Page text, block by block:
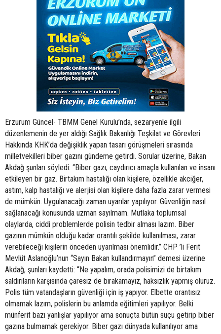
Erzurum Güncel- TBMM Genel Kurulu’nda, sezaryenle ilgili
düzenlemenin de yer aldığı Sağlık Bakanlığı Teşkilat ve Görevleri
Hakkında KHK’da değişiklik yapan tasarı görüşmeleri sırasında
milletvekilleri biber gazını gündeme getirdi. Sorular üzerine, Bakan
Akdağ şunları söyledi: “Biber gazı, caydırıcı amaçla kullanılan ve insanı
etkileyen bir gaz. Birtakım hastalığı olan kişilere, özellikle akciğer,
astım, kalp hastalığı ve alerjisi olan kişilere daha fazla zarar vermesi
de mümkün. Uygulanacağı zaman uyarılar yapılıyor. Güvenliğin nasıl
sağlanacağı konusunda uzman sayılmam. Mutlaka toplumsal
olaylarda, ciddi problemlerde polisin tedbir alması lazım. Biber
gazının mümkün olduğu kadar orantılı şekilde kullanılması, zarar
verebileceği kişilerin önceden uyarılması önemlidir.” CHP ’li Ferit
Mevlüt Aslanoğlu’nun “Sayın Bakan kullandırmayın” demesi üzerine
Akdağ, şunları kaydetti: “Ne yapalım, orada polisimizi de birtakım
saldırıların karşısında çaresiz de bırakamayız, haksızlık yapmış oluruz.
Polis tüm vatandaşların güvenliği için iş yapıyor. Elbette orantısız
olmamak lazım, polislerin bu anlamda eğitimleri yapılıyor. Belki
münferit bazı yanlışlar yapılıyor ama sonuçta bütün suçu getirip biber
gazına bulmamak gerekiyor. Biber gazı dünyada kullanılıyor ama